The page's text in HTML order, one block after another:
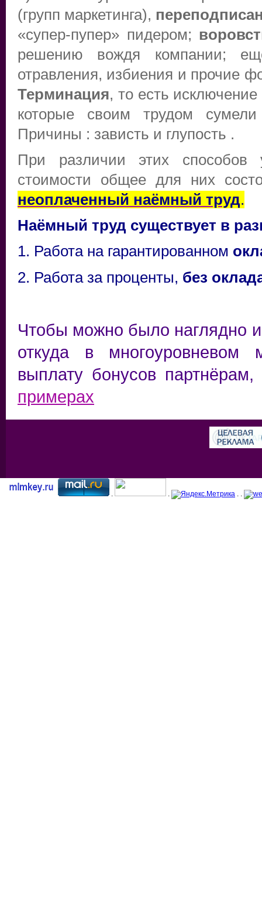
(групп маркетинга),
«супер-пупер» пидером;
решению вождя компании;
отравления, избиения и прочие
Терминация, то есть исключение
которые своим трудом
Причины : зависть и глупость .
При различии этих способов
стоимости общее для них
неоплаченный наёмный труд.
Наёмный труд существует в
1. Работа на гарантированном
2. Работа за проценты, без
Чтобы можно было наглядно
откуда в многоуровневом
выплату бонусов
примерах
. . . .